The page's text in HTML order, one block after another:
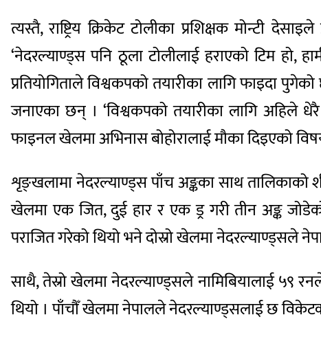
त्यस्तै, राष्ट्रिय क्रिकेट टोलीका प्रशिक्षक मोन्टी
‘नेदरल्याण्ड्स पनि ठूला टोलीलाई हराएको टिम हो,
प्रतियोगिताले विश्वकपको तयारीका लागि फाइदा
जनाएका छन् । ‘विश्वकपको तयारीका लागि अहिले
फाइनल खेलमा अभिनास बोहोरालाई मौका दिइएको
शृङ्खलामा नेदरल्याण्ड्स पाँच अङ्कका साथ तालिकाको
खेलमा एक जित, दुई हार र एक ड्र गरी तीन अङ्क
पराजित गरेको थियो भने दोस्रो खेलमा नेदरल्याण्ड्सले
साथै, तेस्रो खेलमा नेदरल्याण्ड्सले नामिबियालाई ५९
थियो । पाँचौँ खेलमा नेपालले नेदरल्याण्ड्सलाई छ